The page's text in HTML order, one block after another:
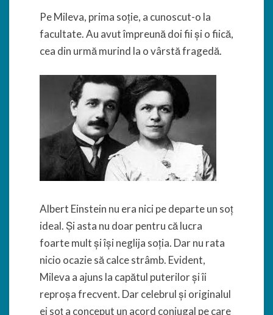
Pe Mileva, prima soție, a cunoscut-o la
facultate. Au avut împreună doi fii și o fiică,
cea din urmă murind la o vârstă fragedă.
Albert Einstein nu era nici pe departe un soț
ideal. Și asta nu doar pentru că lucra
foarte mult și își neglija soția. Dar nu rata
nicio ocazie să calce strâmb. Evident,
Mileva a ajuns la capătul puterilor și îi
reproșa frecvent. Dar celebrul și originalul
ei soț a conceput un acord conjugal pe care